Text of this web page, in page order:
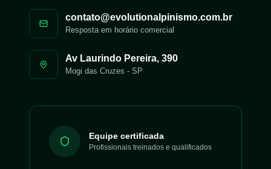
contato@evolutionalpinismo.com.br
Resposta em horário comercial
Av Laurindo Pereira, 390
Mogi das Cruzes - SP
Equipe certificada
Profissionais treinados e qualificados